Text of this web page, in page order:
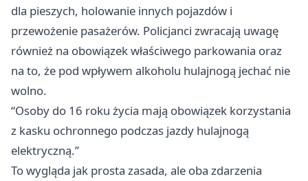
dla pieszych, holowanie innych pojazdów i
przewożenie pasażerów. Policjanci zwracają uwagę
również na obowiązek właściwego parkowania oraz
na to, że pod wpływem alkoholu hulajnogą jechać nie
wolno.
“Osoby do 16 roku życia mają obowiązek korzystania
z kasku ochronnego podczas jazdy hulajnogą
elektryczną.”
To wygląda jak prosta zasada, ale oba zdarzenia